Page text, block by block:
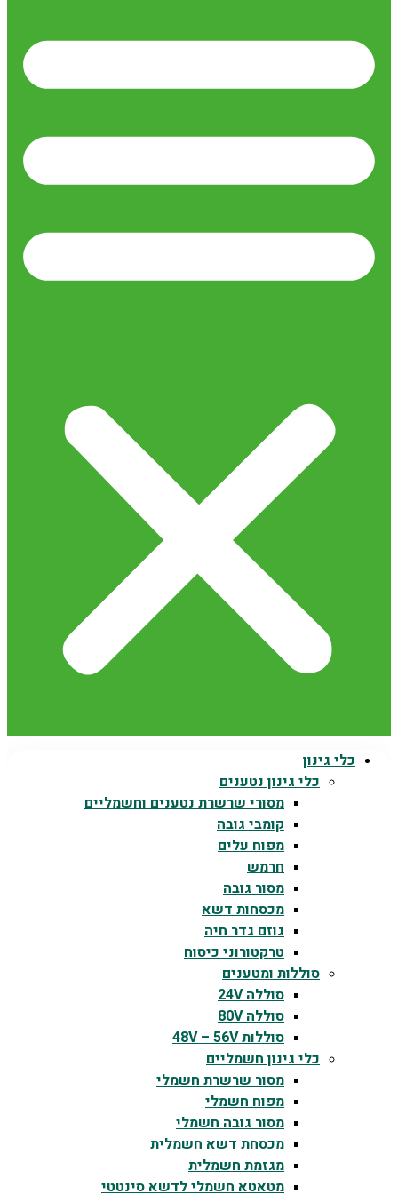
כלי גינון
כלי גינון נטענים
מסורי שרשרת נטענים וחשמליים
קומבי גובה
מפוח עלים
חרמש
מסור גובה
מכסחות דשא
גוזם גדר חיה
טרקטורוני כיסוח
סוללות ומטענים
סוללה 24V
סוללה 80V
סוללות 48V – 56V
כלי גינון חשמליים
מסור שרשרת חשמלי
מפוח חשמלי
מסור גובה חשמלי
מכסחת דשא חשמלית
מגזמת חשמלית
מטאטא חשמלי לדשא סינטטי